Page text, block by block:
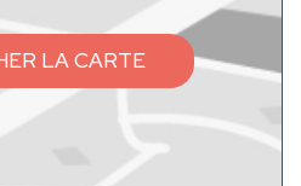
LA CARTE